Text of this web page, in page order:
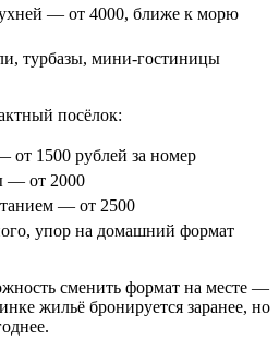
— от 4000, ближе к морю
турбазы, мини-гостиницы
посёлок:
от 1500 рублей за номер
— от 2000
— от 2500
упор на домашний формат
сменить формат на месте —
жильё бронируется заранее, но